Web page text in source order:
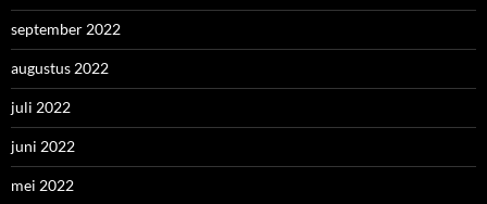
september 2022
augustus 2022
juli 2022
juni 2022
mei 2022